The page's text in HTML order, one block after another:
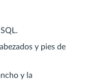
y pies de
y la